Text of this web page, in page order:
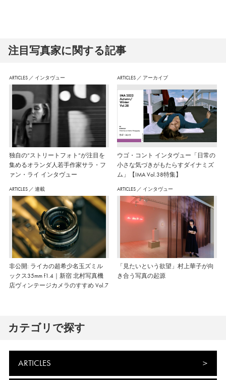
注⽬写真家に関する記事
ARTICLES ／ インタヴュー
独自の“ストリートフォト”が注目を
集めるオランダ人若手作家サラ・フ
ァン・ライ インタヴュー
ARTICLES ／ アーカイブ
ウゴ・コント インタヴュー「日常の
小さな気づきがもたらすダイナミズ
ム」【IMA Vol.38特集】
ARTICLES ／ 連載
非公開: ライカの超希少名玉ズミル
ックス35mm f1.4｜新宿 北村写真機
店ヴィンテージカメラのすすめ Vol.7
ARTICLES ／ インタヴュー
「見たいという欲望」村上華子が向
き合う写真の起源
カテゴリで探す
ARTICLES